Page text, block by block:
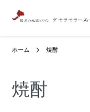
ホーム 焼酎
焼酎